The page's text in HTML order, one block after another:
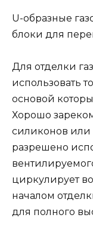
U-образные
блоки для
Для отделки
использовать
основой
Хорошо
силиконов или
разрешено
циркулирует
началом
для полного